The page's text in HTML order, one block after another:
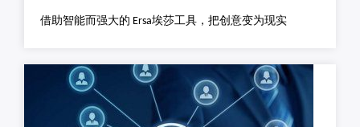
借助智能而强大的 Ersa埃莎工具，把创意变为现实